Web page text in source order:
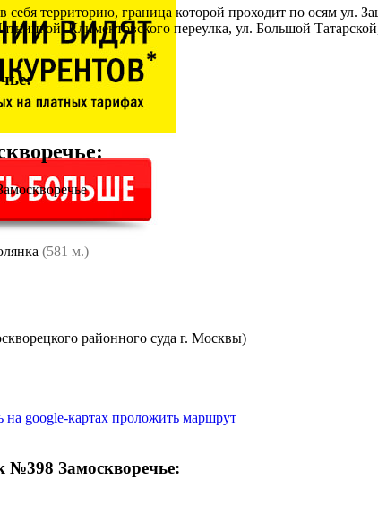
себя территорию, граница которой проходит по осям ул.
Климентовского переулка, ул. Большой
:
(581 м.)
районного суда г. Москвы)
на google-картах проложить маршрут
№398 Замоскворечье: